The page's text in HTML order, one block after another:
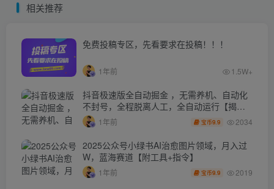
相关推荐
免费投稿专区，先看要求在投稿！！！
1年前 1.5W+
抖音极速版全自动掘金 ，无需养机、自动化
不封号，全程脱离人工，全自动运行【揭
秘】 1年前 宝币9.9 2034
2025公众号小绿书AI治愈图片领域，月入过
W，蓝海赛道【附工具+指令】
1年前 宝币9.9 2019